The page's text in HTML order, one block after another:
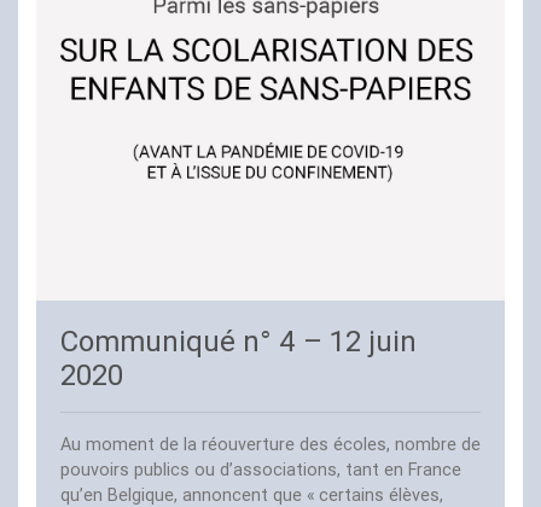
Communiqué n° 4 – 12 juin
2020
Au moment de la réouverture des écoles, nombre de
pouvoirs publics ou d’associations, tant en France
qu’en Belgique, annoncent que « certains élèves,